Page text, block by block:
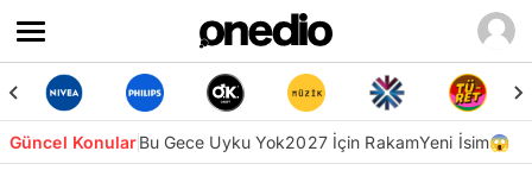
Güncel KonularBu Gece Uyku Yok2027 İçin RakamYeni İsim😱